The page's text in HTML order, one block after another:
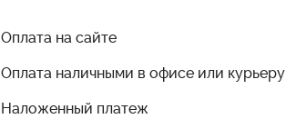
Оплата на сайте
Оплата наличными в офисе или курьеру
Наложенный платеж